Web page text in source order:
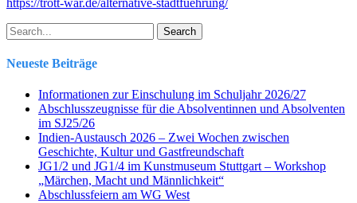
Search
Neueste Beiträge
Informationen zur Einschulung im Schuljahr 2026/27
Abschlusszeugnisse für die Absolventinnen und Absolventen
im SJ25/26
Indien-Austausch 2026 – Zwei Wochen zwischen
Geschichte, Kultur und Gastfreundschaft
JG1/2 und JG1/4 im Kunstmuseum Stuttgart – Workshop
„Märchen, Macht und Männlichkeit“
Abschlussfeiern am WG West